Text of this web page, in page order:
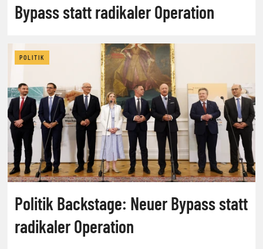
Bypass statt radikaler Operation
POLITIK
Politik Backstage: Neuer Bypass statt
radikaler Operation